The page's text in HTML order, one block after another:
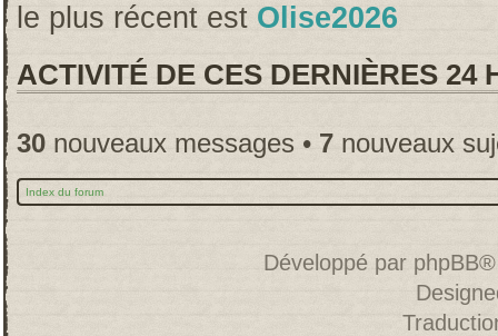
le plus récent est Olise2026
ACTIVITÉ DE CES DERNIÈRES 24
30 nouveaux messages • 7 nouveaux
Index du forum
Développé par phpBB®